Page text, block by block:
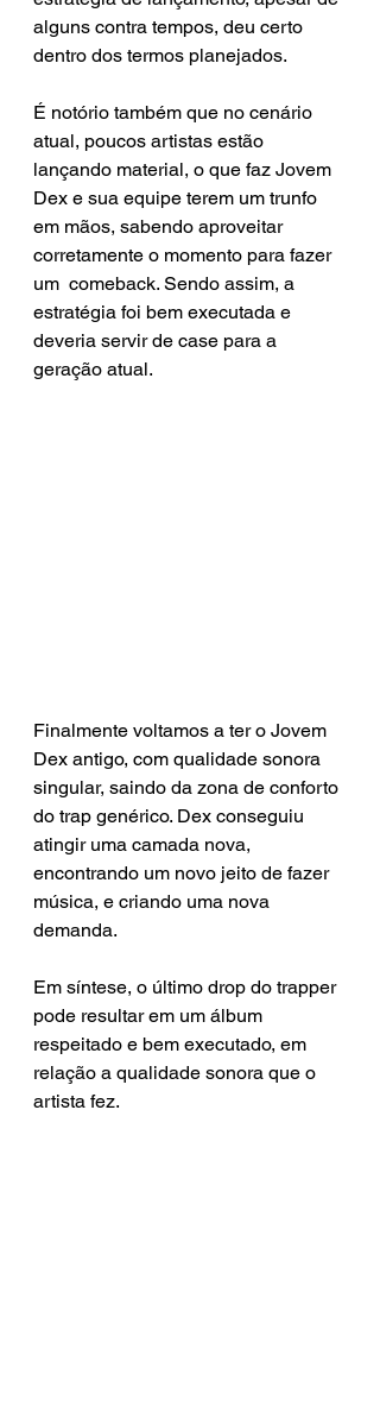
alguns contra tempos, deu certo
dentro dos termos planejados.
É notório também que no cenário
atual, poucos artistas estão
lançando material, o que faz Jovem
Dex e sua equipe terem um trunfo
em mãos, sabendo aproveitar
corretamente o momento para fazer
um  comeback. Sendo assim, a
estratégia foi bem executada e
deveria servir de case para a
geração atual.
Finalmente voltamos a ter o Jovem
Dex antigo, com qualidade sonora
singular, saindo da zona de conforto
do trap genérico. Dex conseguiu
atingir uma camada nova,
encontrando um novo jeito de fazer
música, e criando uma nova
demanda.
Em síntese, o último drop do trapper
pode resultar em um álbum
respeitado e bem executado, em
relação a qualidade sonora que o
artista fez.